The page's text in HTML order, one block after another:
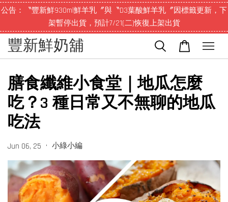
公告：〝豐新鮮930ml鮮羊乳〞與〝D3葉酸鮮羊乳〞因標籤更新，下
架暫停出貨，預計7/21(二)恢復上架出貨
豐新鮮奶舖
膳食纖維小食堂｜地瓜怎麼
吃？3 種日常又不無聊的地瓜
吃法
Jun 06, 25 • 小綠小編